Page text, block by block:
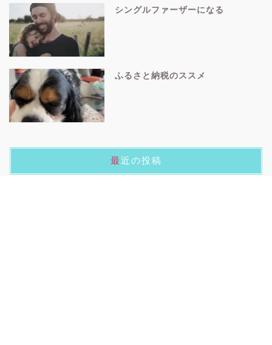
シングルファーザーになる
ふるさと納税のススメ
最近の投稿